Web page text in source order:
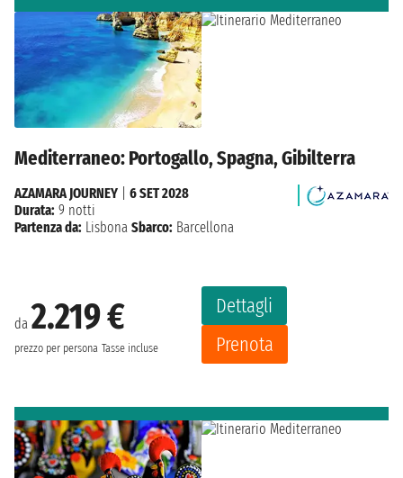
Mediterraneo: Portogallo, Spagna, Gibilterra
da 2.219 €
prezzo per persona Tasse incluse
Dettagli
Prenota
AZAMARA JOURNEY
6 SET 2028
Durata: 9 notti
Partenza da: Lisbona Sbarco: Barcellona